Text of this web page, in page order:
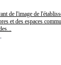
de l'image de
et des espaces